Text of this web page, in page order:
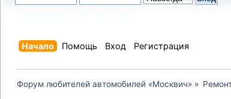
Начало Помощь Вход Регистрация
Форум любителей автомобилей «Москвич» »